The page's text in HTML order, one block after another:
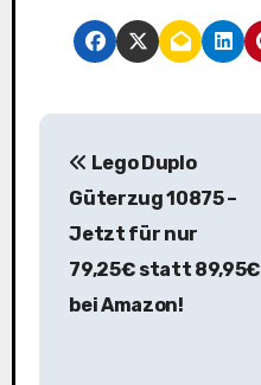
B
Lego Duplo
Güterzug 10875 –
Jetzt für nur
79,25€ statt 89,95€
bei Amazon!